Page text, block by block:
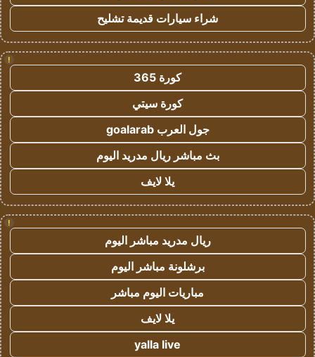
شراء سيارات قديمة تشليح
!
كورة 365
كورة سيتي
جول العرب goalarab
بث مباشر ريال مدريد اليوم
يلا لايف
!
ريال مدريد مباشر اليوم
برشلونة مباشر اليوم
مباريات اليوم مباشر
يلا لايف
yalla live